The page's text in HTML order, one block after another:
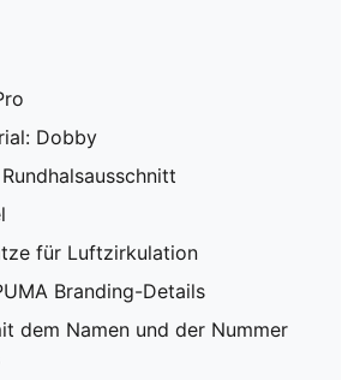
Dobby
für Luftzirkulation
Branding-Details
dem Namen und der Nummer